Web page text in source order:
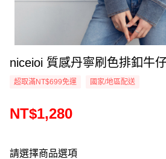
niceioi 質感丹寧刷色排釦牛
超取滿NT$699免運 國家/地區配送
NT$1,280
請選擇商品選項